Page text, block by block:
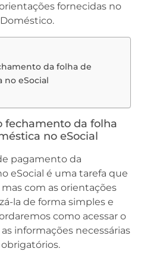
fornecidas no
da folha de
no eSocial
fechamento da folha
no eSocial
pagamento da
eSocial é uma tarefa que
com as orientações
la de forma simples e
como acessar o
informações necessárias